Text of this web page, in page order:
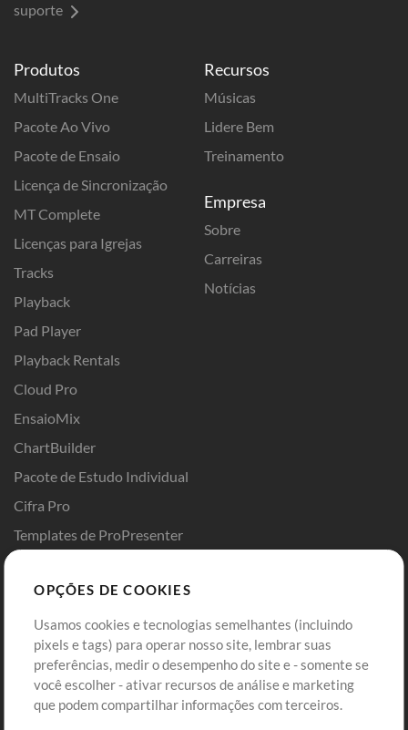
Produtos
MultiTracks One
Pacote Ao Vivo
Pacote de Ensaio
Licença de Sincronização
MT Complete
Licenças para Igrejas
Tracks
Playback
Pad Player
Playback Rentals
Cloud Pro
EnsaioMix
ChartBuilder
Pacote de Estudo Individual
Cifra Pro
Templates de ProPresenter
Recursos
Músicas
Lidere Bem
Treinamento
Empresa
Sobre
Carreiras
Notícias
Comprar Créditos
Conteúdo Grátis
Solicite uma Música
Entre
Cadastre-se
Ir ao carrinho
suporte
OPÇÕES DE COOKIES
Usamos cookies e tecnologias semelhantes (incluindo
pixels e tags) para operar nosso site, lembrar suas
preferências, medir o desempenho do site e - somente se
você escolher - ativar recursos de análise e marketing
que podem compartilhar informações com terceiros.